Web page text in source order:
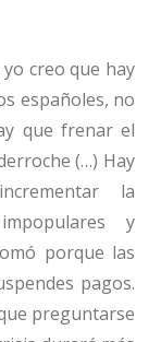
creo que hay
españoles, no
que frenar el
(…) Hay
la
y
porque las
pagos.
preguntarse